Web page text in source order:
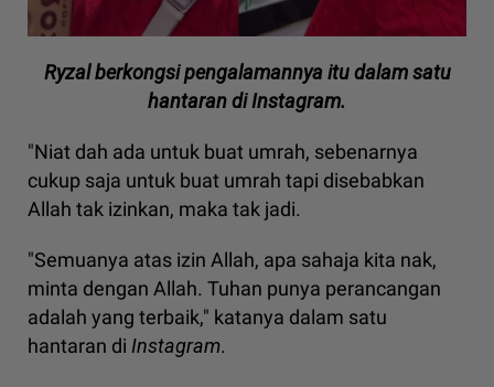
Ryzal berkongsi pengalamannya itu dalam satu
hantaran di Instagram.
"Niat dah ada untuk buat umrah, sebenarnya
cukup saja untuk buat umrah tapi disebabkan
Allah tak izinkan, maka tak jadi.
"Semuanya atas izin Allah, apa sahaja kita nak,
minta dengan Allah. Tuhan punya perancangan
adalah yang terbaik," katanya dalam satu
hantaran di Instagram.